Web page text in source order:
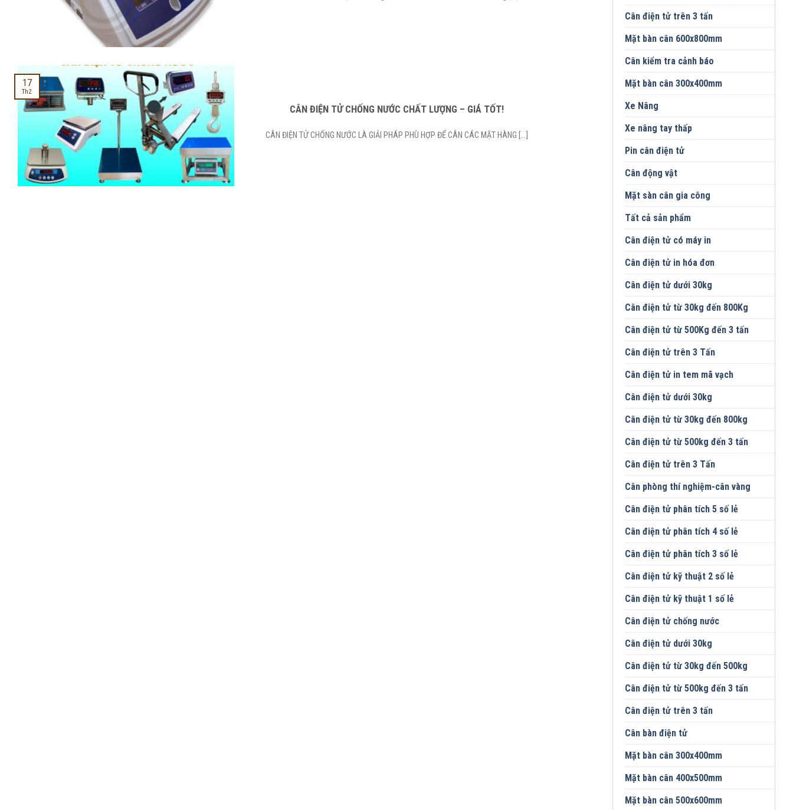
CÂN ĐIỆN TỬ CHỐNG NƯỚC CHẤT LƯỢNG – GIÁ TỐT!
CÂN ĐIỆN TỬ CHỐNG NƯỚC LÀ GIẢI PHÁP PHÙ HỢP ĐỂ CÂN CÁC MẶT HÀNG [...]
17
Th2
Cân điện tử trên 3 tấn
Mặt bàn cân 600x800mm
Cân kiểm tra cảnh báo
Mặt bàn cân 300x400mm
Xe Nâng
Xe nâng tay thấp
Pin cân điện tử
Cân động vật
Mặt sàn cân gia công
Tất cả sản phẩm
Cân điện tử có máy in
Cân điện tử in hóa đơn
Cân điện tử dưới 30kg
Cân điện tử từ 30kg đến 800Kg
Cân điện tử từ 500Kg đến 3 tấn
Cân điện tử trên 3 Tấn
Cân điện tử in tem mã vạch
Cân điện tử dưới 30kg
Cân điện tử từ 30kg đến 800kg
Cân điện tử từ 500kg đến 3 tấn
Cân điện tử trên 3 Tấn
Cân phòng thí nghiệm-cân vàng
Cân điện tử phân tích 5 số lẻ
Cân điện tử phân tích 4 số lẻ
Cân điện tử phân tích 3 số lẻ
Cân điện tử kỹ thuật 2 số lẻ
Cân điện tử kỹ thuật 1 số lẻ
Cân điện tử chống nước
Cân điện tử dưới 30kg
Cân điện tử từ 30kg đến 500kg
Cân điện tử từ 500kg đến 3 tấn
Cân điện tử trên 3 tấn
Cân bàn điện tử
Mặt bàn cân 300x400mm
Mặt bàn cân 400x500mm
Mặt bàn cân 500x600mm